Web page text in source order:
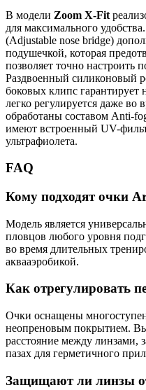
В модели Zoom X-Fit
для максимального
(Adjustable nose bridge)
подушечкой, которая
позволяет точно настроить
Раздвоенный силиконовый
боковых клипс
легко регулируется даже
обработаны составом Anti-
имеют встроенный UV-
ультрафиолета.
FAQ
Кому подходят очки
Модель является
пловцов любого уровня
во время длительных
аквааэробикой.
Как отрегулировать
Очки оснащены
неопреновым покрытием.
расстояние между линзами,
пазах для герметичного
Защищают ли линзы